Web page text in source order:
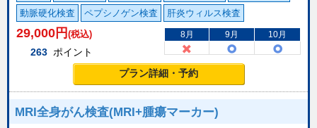
動脈硬化検査
ペプシノゲン検査 肝炎ウィルス検査
29,000 円 (税込)
263 ポイント
8月 9月 10月
プラン詳細・予約
MRI全身がん検査(MRI+腫瘍マーカー)